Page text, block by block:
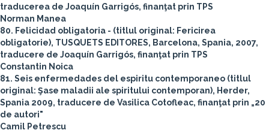
traducerea de Joaquín Garrigós, finanţat prin TPS
Norman Manea
80. Felicidad obligatoria - (titlul original: Fericirea
obligatorie), TUSQUETS EDITORES, Barcelona, Spania, 2007,
traducere de Joaquín Garrigós, finanţat prin TPS
Constantin Noica
81. Seis enfermedades del espiritu contemporaneo (titlul
original: Şase maladii ale spiritului contemporan), Herder,
Spania 2009, traducere de Vasilica Cotofleac, finanţat prin „20
de autori"
Camil Petrescu